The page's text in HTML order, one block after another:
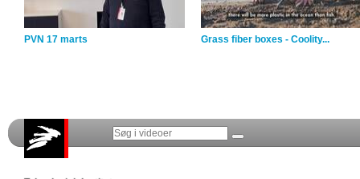
PVN 17 marts Grass fiber boxes - Coolity...